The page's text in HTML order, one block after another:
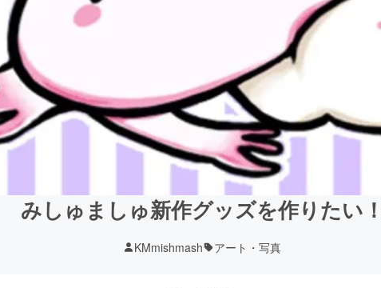
みしゅましゅ新作グッズを作りたい
KMmishmash アート・写真